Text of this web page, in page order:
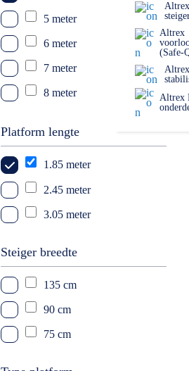
Altrex
Altrex
(Safe-
Altrex
Altrex
5 meter
6 meter
7 meter
8 meter
10 meter
11 meter
12 meter
13 meter
Platform lengte
1.85 meter
2.45 meter
3.05 meter
Steiger breedte
135 cm
90 cm
75 cm